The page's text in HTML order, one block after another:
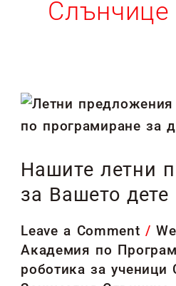
Слънчице
Нашите летни
за Вашето дете
Leave a Comment /
Академия по
роботика за ученици
Нашите
летни
за
Вашето